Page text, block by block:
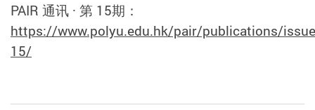
PAIR 通讯 · 第 15期：
https://www.polyu.edu.hk/pair/publications/
15/